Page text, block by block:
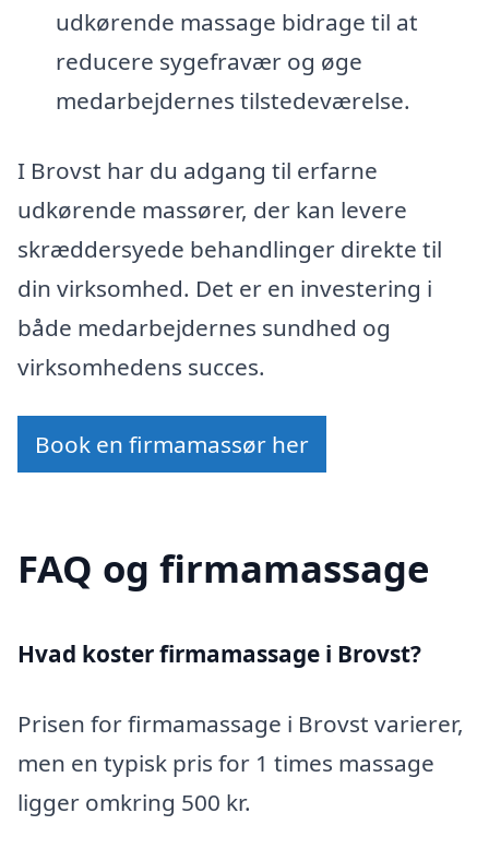
udkørende massage bidrage til at
reducere sygefravær og øge
medarbejdernes tilstedeværelse.
I Brovst har du adgang til erfarne
udkørende massører, der kan levere
skræddersyede behandlinger direkte til
din virksomhed. Det er en investering i
både medarbejdernes sundhed og
virksomhedens succes.
Book en firmamassør her
FAQ og firmamassage
Hvad koster firmamassage i Brovst?
Prisen for firmamassage i Brovst varierer,
men en typisk pris for 1 times massage
ligger omkring 500 kr.